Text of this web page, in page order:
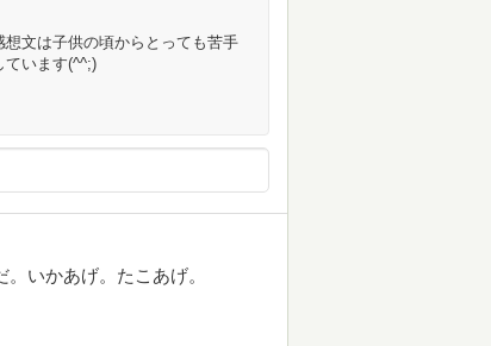
文は子供の頃からとっても苦手
ています(^^;)
いかあげ。たこあげ。